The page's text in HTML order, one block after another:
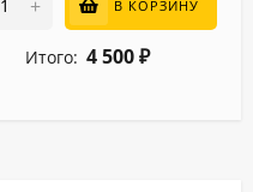
+ В КОРЗИНУ
Итого: 4 500 ₽